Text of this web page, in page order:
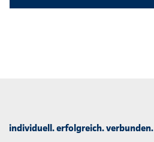
individuell. erfolgreich. verbunden.